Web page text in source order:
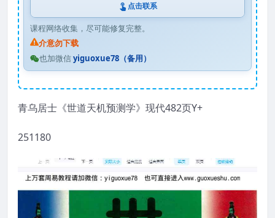
点击联系
课程网络收集，尽可能修复完整。
介意勿下载
也加微信yiguoxue78（备用）
青乌居士《世道天机预测学》现代482页Y+
251180